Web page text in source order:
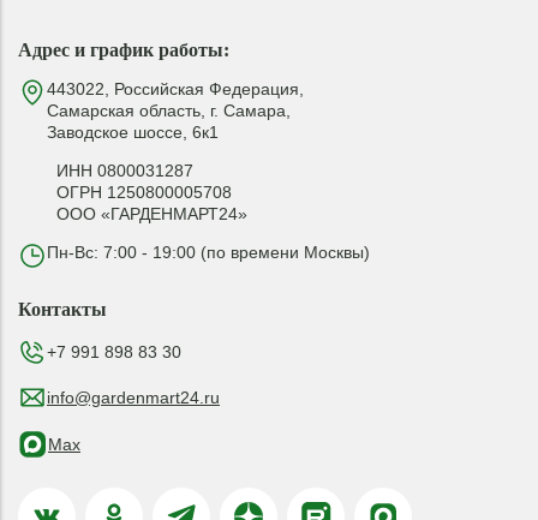
Адрес и график работы:
443022, Российская Федерация,
Самарская область, г. Самара,
Заводское шоссе, 6к1
ИНН 0800031287
ОГРН 1250800005708
ООО «ГАРДЕНМАРТ24»
Пн-Вс: 7:00 - 19:00 (по времени Москвы)
Контакты
+7 991 898 83 30
info@gardenmart24.ru
Max